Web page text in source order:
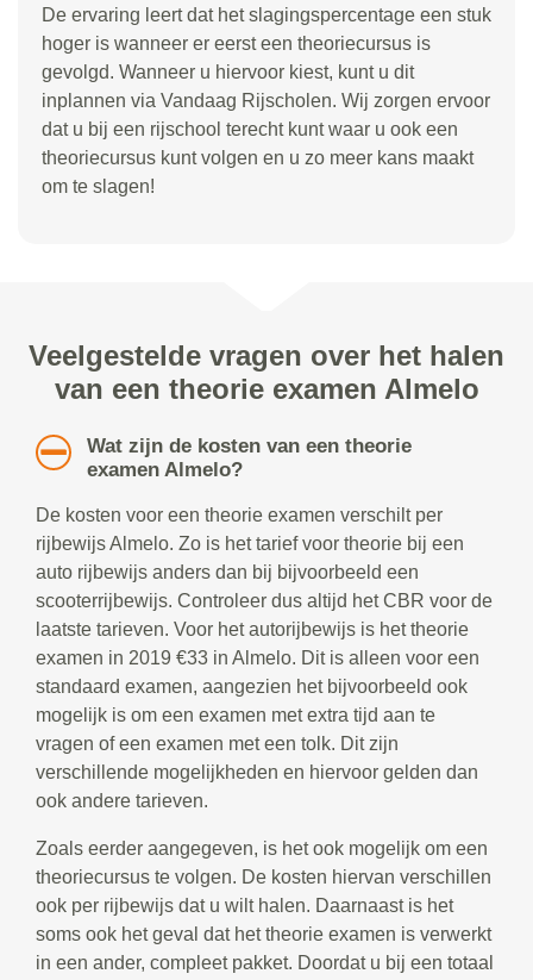
De ervaring leert dat het slagingspercentage een stuk
hoger is wanneer er eerst een theoriecursus is
gevolgd. Wanneer u hiervoor kiest, kunt u dit
inplannen via Vandaag Rijscholen. Wij zorgen ervoor
dat u bij een rijschool terecht kunt waar u ook een
theoriecursus kunt volgen en u zo meer kans maakt
om te slagen!
Veelgestelde vragen over het halen
van een theorie examen Almelo
Wat zijn de kosten van een theorie
examen Almelo?
De kosten voor een theorie examen verschilt per
rijbewijs Almelo. Zo is het tarief voor theorie bij een
auto rijbewijs anders dan bij bijvoorbeeld een
scooterrijbewijs. Controleer dus altijd het CBR voor de
laatste tarieven. Voor het autorijbewijs is het theorie
examen in 2019 €33 in Almelo. Dit is alleen voor een
standaard examen, aangezien het bijvoorbeeld ook
mogelijk is om een examen met extra tijd aan te
vragen of een examen met een tolk. Dit zijn
verschillende mogelijkheden en hiervoor gelden dan
ook andere tarieven.
Zoals eerder aangegeven, is het ook mogelijk om een
theoriecursus te volgen. De kosten hiervan verschillen
ook per rijbewijs dat u wilt halen. Daarnaast is het
soms ook het geval dat het theorie examen is verwerkt
in een ander, compleet pakket. Doordat u bij een totaal